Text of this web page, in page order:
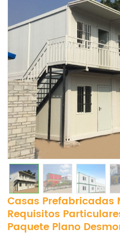
Casas Prefabricadas
Requisitos
Paquete Plano